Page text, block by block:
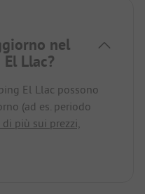
nel
Llac?
El Llac possono
(ad es. periodo
di più sui prezzi,